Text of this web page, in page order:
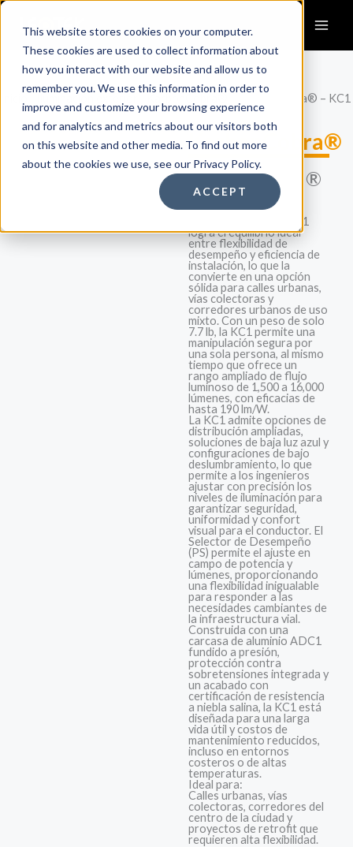
This website stores cookies on your computer.
These cookies are used to collect information about
how you interact with our website and allow us to
remember you. We use this information in order to
improve and customize your browsing experience
and for analytics and metrics about our visitors both
on this website and other media. To find out more
about the cookies we use, see our Privacy Policy.
ACCEPT
Skip
Iluminación exterior / KarbonCobra® – KC1
KarbonCobra®
KarbonCobra®
– KC1
La KarbonCobra® KC1
logra el equilibrio ideal
entre flexibilidad de
desempeño y eficiencia de
instalación, lo que la
convierte en una opción
sólida para calles urbanas,
vías colectoras y
corredores urbanos de uso
mixto. Con un peso de solo
7.7 lb, la KC1 permite una
manipulación segura por
una sola persona, al mismo
tiempo que ofrece un
rango ampliado de flujo
luminoso de 1,500 a 16,000
lúmenes, con eficacias de
hasta 190 lm/W.
La KC1 admite opciones de
distribución ampliadas,
soluciones de baja luz azul y
configuraciones de bajo
deslumbramiento, lo que
permite a los ingenieros
ajustar con precisión los
niveles de iluminación para
garantizar seguridad,
uniformidad y confort
visual para el conductor. El
Selector de Desempeño
(PS) permite el ajuste en
campo de potencia y
lúmenes, proporcionando
una flexibilidad inigualable
para responder a las
necesidades cambiantes de
la infraestructura vial.
Construida con una
carcasa de aluminio ADC1
fundido a presión,
protección contra
sobretensiones integrada y
un acabado con
certificación de resistencia
a niebla salina, la KC1 está
diseñada para una larga
vida útil y costos de
mantenimiento reducidos,
incluso en entornos
costeros o de altas
temperaturas.
Ideal para:
Calles urbanas, vías
colectoras, corredores del
centro de la ciudad y
proyectos de retrofit que
requieren alta flexibilidad.